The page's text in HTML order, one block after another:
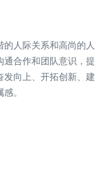
人际关系和高尚的人
合作和团队意识，提
向上、开拓创新、建
。